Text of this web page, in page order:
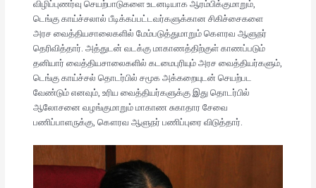
விழிப்புணர்வு செயற்பாடுகளை உடனடியாக ஆரம்பிக்குமாறும்,
டெங்கு காய்ச்சலால் பீடிக்கப்பட்டவர்களுக்கான சிகிச்சைகளை
அரச வைத்தியசாலைகளில் மேம்படுத்துமாறும் கௌரவ ஆளுநர்
தெரிவித்தார். அத்துடன் வடக்கு மாகாணத்திற்குள் காணப்படும்
தனியார் வைத்தியசாலைகளில் கடமைபுரியும் அரச வைத்தியர்களும்,
டெங்கு காய்ச்சல் தொடர்பில் சமூக அக்கறையுடன் செயற்பட
வேண்டும் எனவும், உரிய வைத்தியர்களுக்கு இது தொடர்பில்
ஆலோசனை வழங்குமாறும் மாகாண சுகாதார சேவை
பணிப்பாளருக்கு, கௌரவ ஆளுநர் பணிப்புரை விடுத்தார்.